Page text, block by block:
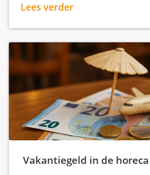
Lees verder
Vakantiegeld in de horeca